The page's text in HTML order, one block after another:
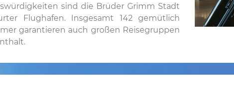
sind die Brüder Grimm Stadt
Flughafen. Insgesamt 142 gemütlich
garantieren auch großen Reisegruppen